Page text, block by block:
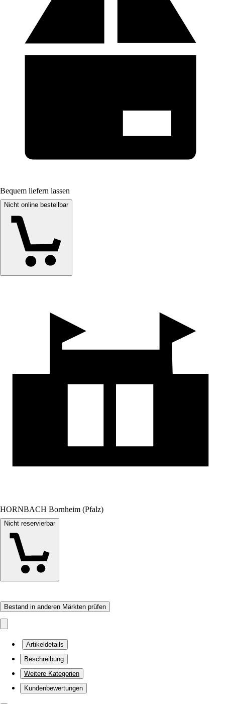
Bequem liefern lassen
Nicht online bestellbar
HORNBACH Bornheim (Pfalz)
Nicht reservierbar
Bestand in anderen Märkten prüfen
Artikeldetails
Beschreibung
Weitere Kategorien
Kundenbewertungen